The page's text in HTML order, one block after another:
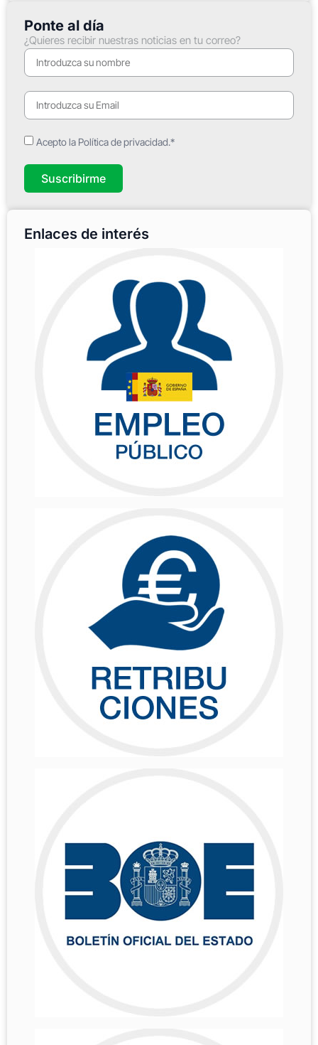
Ponte al día
¿Quieres recibir nuestras noticias en tu correo?
Acepto la Política de privacidad.*
Suscribirme
Enlaces de interés